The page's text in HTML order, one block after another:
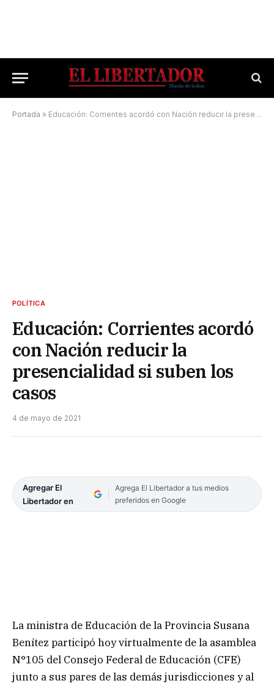
Portada » Educación: Corrientes acordó con Nación reducir la presencialidad si suben los casos
POLÍTICA
Educación: Corrientes acordó
con Nación reducir la
presencialidad si suben los
casos
4 de mayo de 2021
Agregar El
Libertador en
Agrega El Libertador a tus medios
preferidos en Google
La ministra de Educación de la Provincia Susana
Benítez participó hoy virtualmente de la asamblea
N°105 del Consejo Federal de Educación (CFE)
junto a sus pares de las demás jurisdicciones y al